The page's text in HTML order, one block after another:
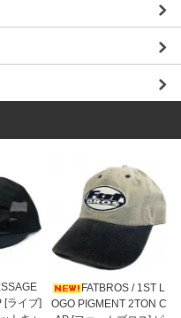
[ライブ]
FATBROS / 1ST L
OGO PIGMENT 2TON C